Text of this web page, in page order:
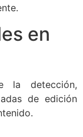
en
la detección,
de edición